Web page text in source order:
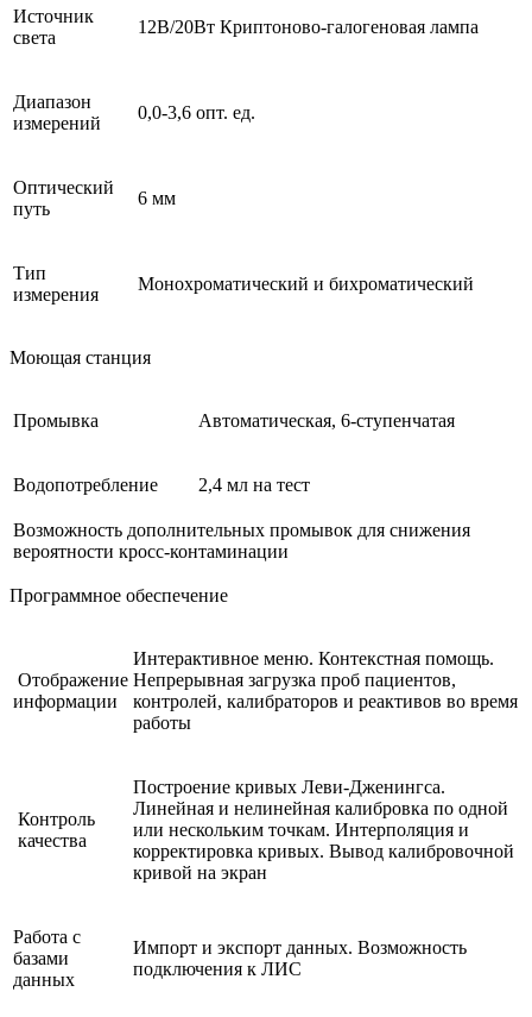
Источник
света
12В/20Вт Криптоново-галогеновая лампа
Диапазон
измерений
0,0-3,6 опт. ед.
Оптический
путь
6 мм
Тип
измерения
Монохроматический и бихроматический
Моющая станция
Промывка Автоматическая, 6-ступенчатая
Водопотребление 2,4 мл на тест
Возможность дополнительных промывок для снижения
вероятности кросс-контаминации
Программное обеспечение
Отображение
информации
Интерактивное меню. Контекстная помощь.
Непрерывная загрузка проб пациентов,
контролей, калибраторов и реактивов во время
работы
Контроль
качества
Построение кривых Леви-Дженингса.
Линейная и нелинейная калибровка по одной
или нескольким точкам. Интерполяция и
корректировка кривых. Вывод калибровочной
кривой на экран
Работа с
базами
данных
Импорт и экспорт данных. Возможность
подключения к ЛИС